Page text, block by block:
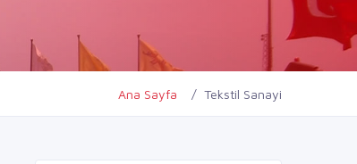
Ana Sayfa Tekstil Sanayi